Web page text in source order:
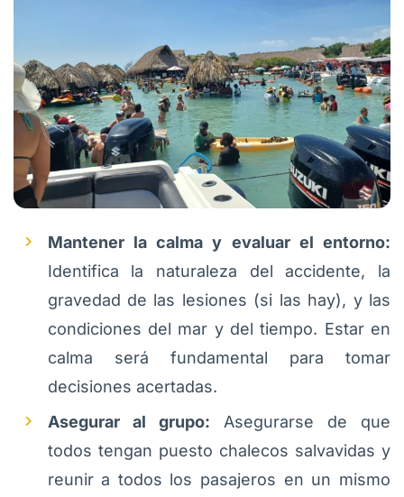
Mantener la calma y evaluar el entorno:
Identifica la naturaleza del accidente, la
gravedad de las lesiones (si las hay), y las
condiciones del mar y del tiempo. Estar en
calma será fundamental para tomar
decisiones acertadas.
Asegurar al grupo: Asegurarse de que
todos tengan puesto chalecos salvavidas y
reunir a todos los pasajeros en un mismo